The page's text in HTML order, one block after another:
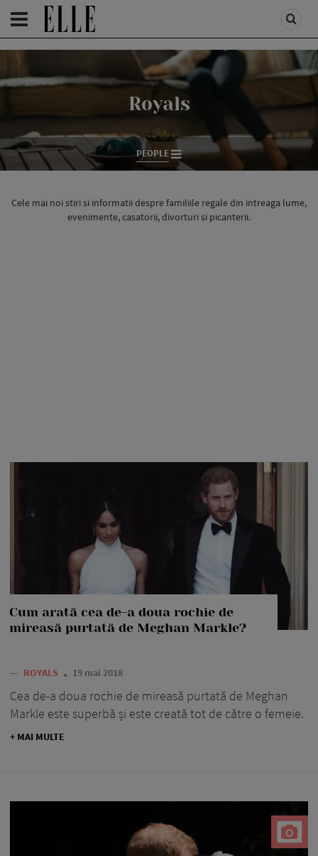
HOMEPAGE /PEOPLE
Royals
PEOPLE
Cele mai noi stiri si informatii despre familiile regale din intreaga lume,
evenimente, casatorii, divorturi si picanterii.
Cum arată cea de-a doua rochie de
mireasă purtată de Meghan Markle?
— ROYALS 19 mai 2018
Cea de-a doua rochie de mireasă purtată de Meghan
Markle este superbă și este creată tot de către o femeie.
+ MAI MULTE